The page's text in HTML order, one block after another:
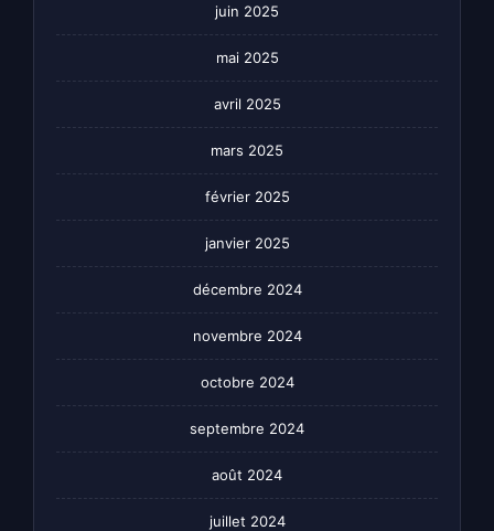
juin 2025
mai 2025
avril 2025
mars 2025
février 2025
janvier 2025
décembre 2024
novembre 2024
octobre 2024
septembre 2024
août 2024
juillet 2024